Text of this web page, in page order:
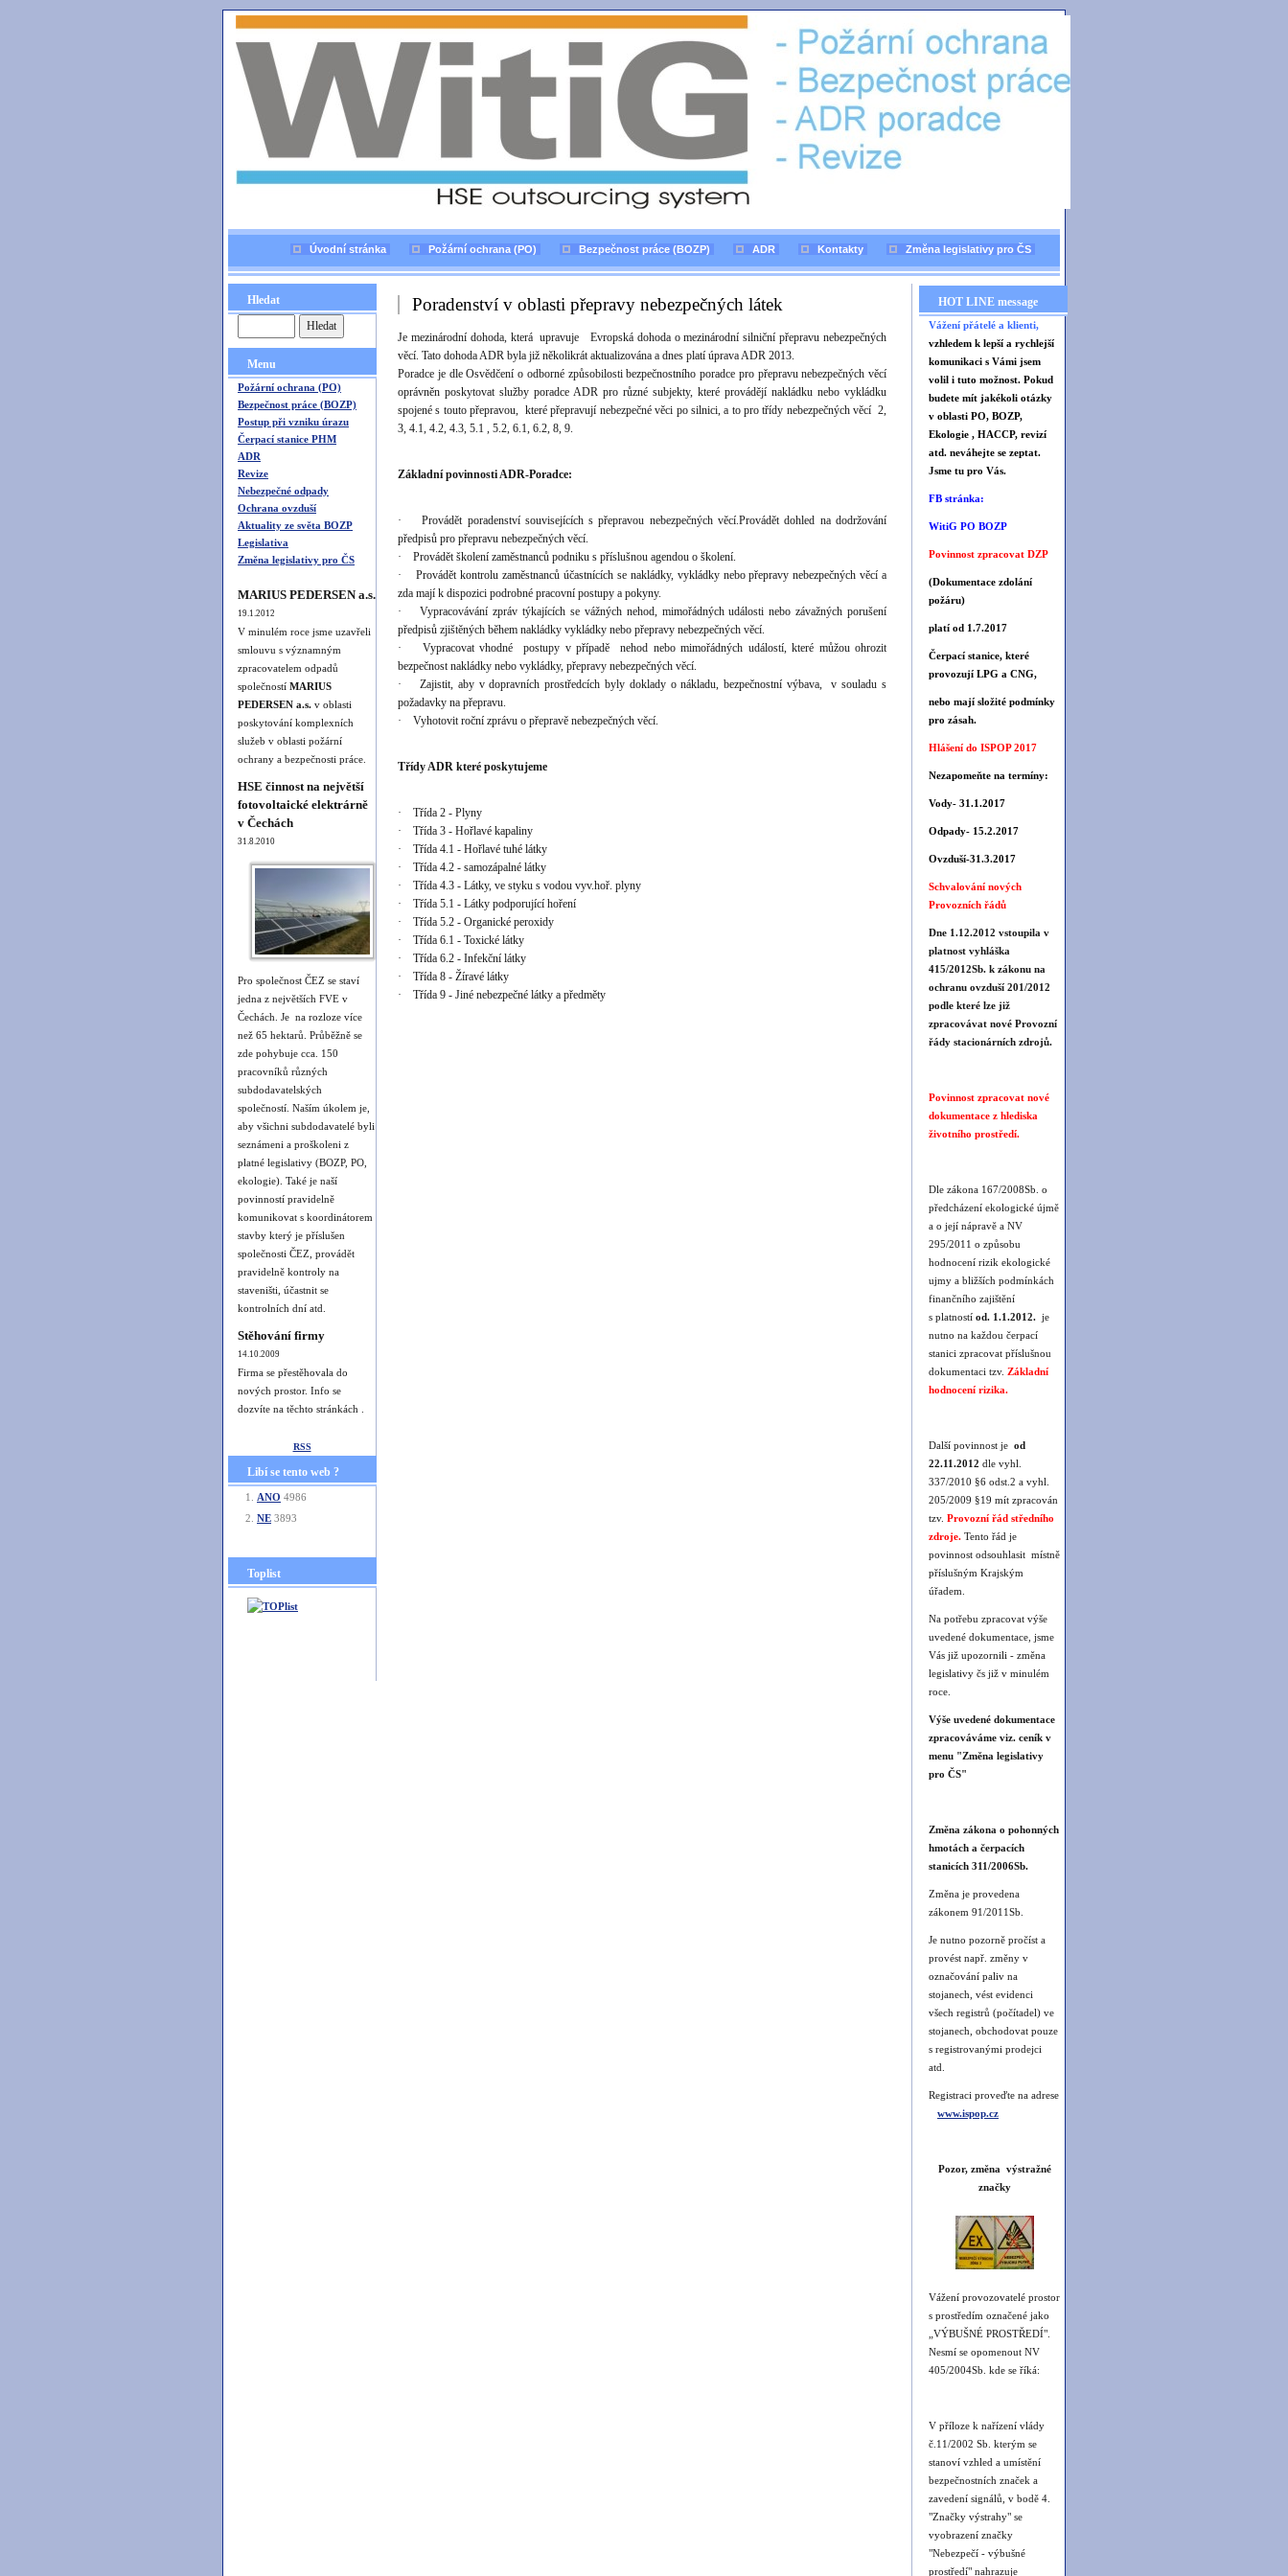
Úvodní stránka Požární ochrana (PO) Bezpečnost práce (BOZP) ADR Kontakty Změna legislativy pro ČS
Hledat
Menu
Požární ochrana (PO)
Bezpečnost práce (BOZP)
Postup při vzniku úrazu
Čerpací stanice PHM
ADR
Revize
Nebezpečné odpady
Ochrana ovzduší
Aktuality ze světa BOZP
Legislativa
Změna legislativy pro ČS
MARIUS PEDERSEN a.s.
19.1.2012
V minulém roce jsme uzavřeli
smlouvu s významným
zpracovatelem odpadů
společností MARIUS
PEDERSEN a.s. v oblasti
poskytování komplexních
služeb v oblasti požární
ochrany a bezpečnosti práce.
HSE činnost na největší
fotovoltaické elektrárně
v Čechách
31.8.2010
Pro společnost ČEZ se staví
jedna z největších FVE v
Čechách. Je na rozloze více
než 65 hektarů. Průběžně se
zde pohybuje cca. 150
pracovníků různých
subdodavatelských
společností. Naším úkolem je,
aby všichni subdodavatelé byli
seznámeni a proškoleni z
platné legislativy (BOZP, PO,
ekologie). Také je naší
povinností pravidelně
komunikovat s koordinátorem
stavby který je příslušen
společnosti ČEZ, provádět
pravidelně kontroly na
staveništi, účastnit se
kontrolních dní atd.
Stěhování firmy
14.10.2009
Firma se přestěhovala do
nových prostor. Info se
dozvíte na těchto stránkách .
RSS
Libí se tento web ?
ANO 4986
NE 3893
Toplist
HOT LINE message
Vážení přátelé a klienti,
vzhledem k lepší a rychlejší
komunikaci s Vámi jsem
volil i tuto možnost. Pokud
budete mít jakékoli otázky
v oblasti PO, BOZP,
Ekologie , HACCP, revizí
atd. neváhejte se zeptat.
Jsme tu pro Vás.
FB stránka:
WitiG PO BOZP
Povinnost zpracovat DZP
(Dokumentace zdolání
požáru)
platí od 1.7.2017
Čerpací stanice, které
provozují LPG a CNG,
nebo mají složité podmínky
pro zásah.
Hlášení do ISPOP 2017
Nezapomeňte na termíny:
Vody- 31.1.2017
Odpady- 15.2.2017
Ovzduší-31.3.2017
Schvalování nových
Provozních řádů
Dne 1.12.2012 vstoupila v
platnost vyhláška
415/2012Sb. k zákonu na
ochranu ovzduší 201/2012
podle které lze již
zpracovávat nové Provozní
řády stacionárních zdrojů.
Povinnost zpracovat nové
dokumentace z hlediska
životního prostředí.
Dle zákona 167/2008Sb. o
předcházení ekologické újmě
a o její nápravě a NV
295/2011 o způsobu
hodnocení rizik ekologické
ujmy a bližších podmínkách
finančního zajištění
s platností od. 1.1.2012. je
nutno na každou čerpací
stanici zpracovat příslušnou
dokumentaci tzv. Základní
hodnocení rizika.
Další povinnost je od
22.11.2012 dle vyhl.
337/2010 §6 odst.2 a vyhl.
205/2009 §19 mít zpracován
tzv. Provozní řád středního
zdroje. Tento řád je
povinnost odsouhlasit místně
příslušným Krajským
úřadem.
Na potřebu zpracovat výše
uvedené dokumentace, jsme
Vás již upozornili - změna
legislativy čs již v minulém
roce.
Výše uvedené dokumentace
zpracováváme viz. ceník v
menu "Změna legislativy
pro ČS"
Změna zákona o pohonných
hmotách a čerpacích
stanicích 311/2006Sb.
Změna je provedena
zákonem 91/2011Sb.
Je nutno pozorně pročíst a
provést např. změny v
označování paliv na
stojanech, vést evidenci
všech registrů (počítadel) ve
stojanech, obchodovat pouze
s registrovanými prodejci
atd.
Registraci proveďte na adrese
www.ispop.cz
Pozor, změna výstražné
značky
Vážení provozovatelé prostor
s prostředím označené jako
„VÝBUŠNÉ PROSTŘEDÍ".
Nesmí se opomenout NV
405/2004Sb. kde se říká:
V příloze k nařízení vlády
č.11/2002 Sb. kterým se
stanoví vzhled a umístění
bezpečnostních značek a
zavedení signálů, v bodě 4.
"Značky výstrahy" se
vyobrazení značky
"Nebezpečí - výbušné
prostředí" nahrazuje
Poradenství v oblasti přepravy nebezpečných látek
Je mezinárodní dohoda, která upravuje Evropská dohoda o mezinárodní silniční přepravu nebezpečných
věcí. Tato dohoda ADR byla již několikrát aktualizována a dnes platí úprava ADR 2013.
Poradce je dle Osvědčení o odborné způsobilosti bezpečnostního poradce pro přepravu nebezpečných věcí
oprávněn poskytovat služby poradce ADR pro různé subjekty, které provádějí nakládku nebo vykládku
spojené s touto přepravou, které přepravují nebezpečné věci po silnici, a to pro třídy nebezpečných věcí 2,
3, 4.1, 4.2, 4.3, 5.1 , 5.2, 6.1, 6.2, 8, 9.
Základní povinnosti ADR-Poradce:
· Provádět poradenství souvisejících s přepravou nebezpečných věcí.Provádět dohled na dodržování
předpisů pro přepravu nebezpečných věcí.
· Provádět školení zaměstnanců podniku s příslušnou agendou o školení.
· Provádět kontrolu zaměstnanců účastnících se nakládky, vykládky nebo přepravy nebezpečných věcí a
zda mají k dispozici podrobné pracovní postupy a pokyny.
· Vypracovávání zpráv týkajících se vážných nehod, mimořádných události nebo závažných porušení
předpisů zjištěných během nakládky vykládky nebo přepravy nebezpečných věcí.
· Vypracovat vhodné postupy v případě nehod nebo mimořádných událostí, které můžou ohrozit
bezpečnost nakládky nebo vykládky, přepravy nebezpečných věcí.
· Zajistit, aby v dopravních prostředcích byly doklady o nákladu, bezpečnostní výbava, v souladu s
požadavky na přepravu.
· Vyhotovit roční zprávu o přepravě nebezpečných věcí.
Třídy ADR které poskytujeme
· Třída 2 - Plyny
· Třída 3 - Hořlavé kapaliny
· Třída 4.1 - Hořlavé tuhé látky
· Třída 4.2 - samozápalné látky
· Třída 4.3 - Látky, ve styku s vodou vyv.hoř. plyny
· Třída 5.1 - Látky podporující hoření
· Třída 5.2 - Organické peroxidy
· Třída 6.1 - Toxické látky
· Třída 6.2 - Infekční látky
· Třída 8 - Žíravé látky
· Třída 9 - Jiné nebezpečné látky a předměty